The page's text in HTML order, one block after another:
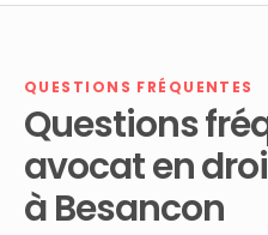
QUESTIONS FRÉQUENTES
Questions
avocat en
à Besancon